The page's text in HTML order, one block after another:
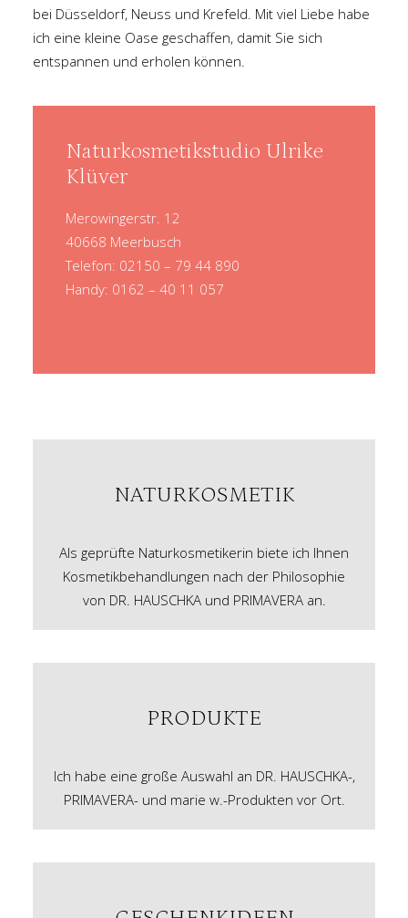
bei Düsseldorf, Neuss und Krefeld. Mit viel Liebe habe
ich eine kleine Oase geschaffen, damit Sie sich
entspannen und erholen können.
Naturkosmetikstudio Ulrike
Klüver
Merowingerstr. 12
40668 Meerbusch
Telefon: 02150 – 79 44 890
Handy: 0162 – 40 11 057
NATURKOSMETIK
Als geprüfte Naturkosmetikerin biete ich Ihnen
Kosmetikbehandlungen nach der Philosophie
von DR. HAUSCHKA und PRIMAVERA an.
PRODUKTE
Ich habe eine große Auswahl an DR. HAUSCHKA-,
PRIMAVERA- und marie w.-Produkten vor Ort.